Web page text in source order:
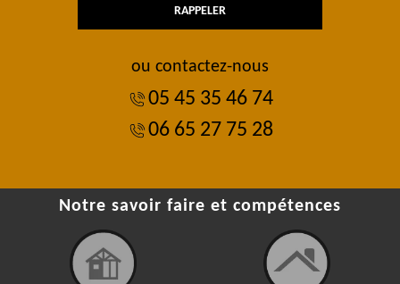
ou contactez-nous
05 45 35 46 74
06 65 27 75 28
Notre savoir faire et compétences